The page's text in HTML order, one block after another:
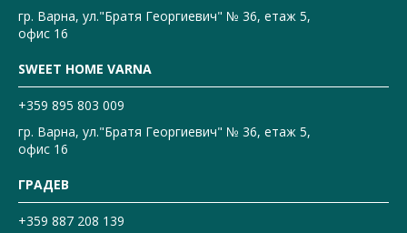
гр. Варна, ул."Братя Георгиевич" № 36, етаж 5,
офис 16
SWEET HOME VARNA
+359 895 803 009
гр. Варна, ул."Братя Георгиевич" № 36, етаж 5,
офис 16
ГРАДЕВ
+359 887 208 139